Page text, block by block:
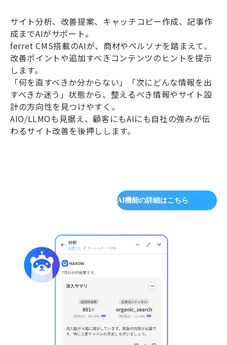
サイト分析、改善提案、キャッチコピー作成、記事作
成までAIがサポート。
ferret CMS搭載のAIが、商材やペルソナを踏まえて、
改善ポイントや追加すべきコンテンツのヒントを提示
します。
「何を直すべきか分からない」「次にどんな情報を出
すべきか迷う」状態から、整えるべき情報やサイト設
計の方向性を見つけやすく。
AIO/LLMOも見据え、顧客にもAIにも自社の強みが伝
わるサイト改善を後押しします。
AI機能の詳細はこちら